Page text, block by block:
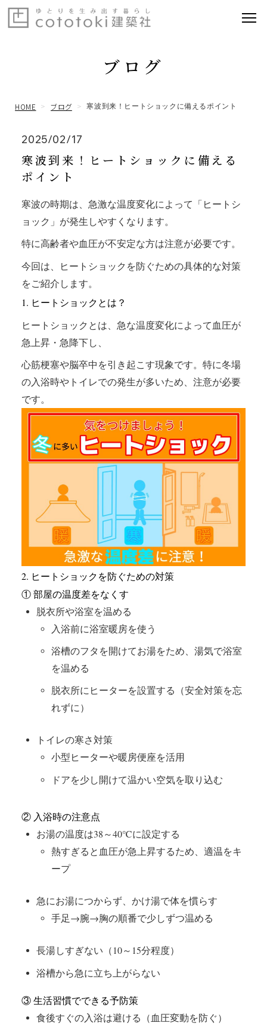
ブログ
HOME ブログ 寒波到来！ヒートショックに備えるポイント
2025/02/17
寒波到来！ヒートショックに備える
ポイント
寒波の時期は、急激な温度変化によって「ヒートシ
ョック」が発生しやすくなります。
特に高齢者や血圧が不安定な方は注意が必要です。
今回は、ヒートショックを防ぐための具体的な対策
をご紹介します。
1. ヒートショックとは？
ヒートショックとは、急な温度変化によって血圧が
急上昇・急降下し、
心筋梗塞や脳卒中を引き起こす現象です。特に冬場
の入浴時やトイレでの発生が多いため、注意が必要
です。
2. ヒートショックを防ぐための対策
① 部屋の温度差をなくす
脱衣所や浴室を温める
入浴前に浴室暖房を使う
浴槽のフタを開けてお湯をため、湯気で浴室
を温める
脱衣所にヒーターを設置する（安全対策を忘
れずに）
トイレの寒さ対策
小型ヒーターや暖房便座を活用
ドアを少し開けて温かい空気を取り込む
② 入浴時の注意点
お湯の温度は38～40℃に設定する
熱すぎると血圧が急上昇するため、適温をキ
ープ
急にお湯につからず、かけ湯で体を慣らす
手足→腕→胸の順番で少しずつ温める
長湯しすぎない（10～15分程度）
浴槽から急に立ち上がらない
③ 生活習慣でできる予防策
食後すぐの入浴は避ける（血圧変動を防ぐ）